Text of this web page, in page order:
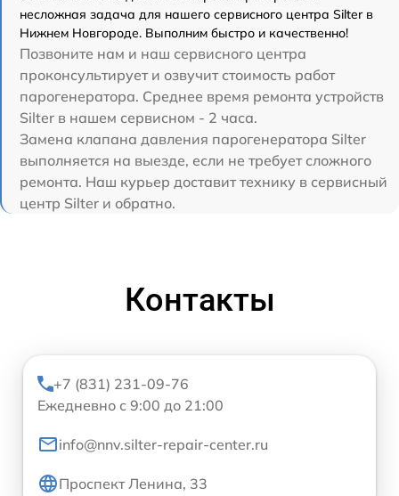
несложная задача для нашего сервисного центра Silter в
Нижнем Новгороде. Выполним быстро и качественно!
Позвоните нам и наш сервисного центра
проконсультирует и озвучит стоимость работ
парогенератора. Среднее время ремонта устройств
Silter в нашем сервисном - 2 часа.
Замена клапана давления парогенератора Silter
выполняется на выезде, если не требует сложного
ремонта. Наш курьер доставит технику в сервисный
центр Silter и обратно.
Контакты
+7 (831) 231-09-76
Ежедневно с 9:00 до 21:00
info@nnv.silter-repair-center.ru
Проспект Ленина, 33